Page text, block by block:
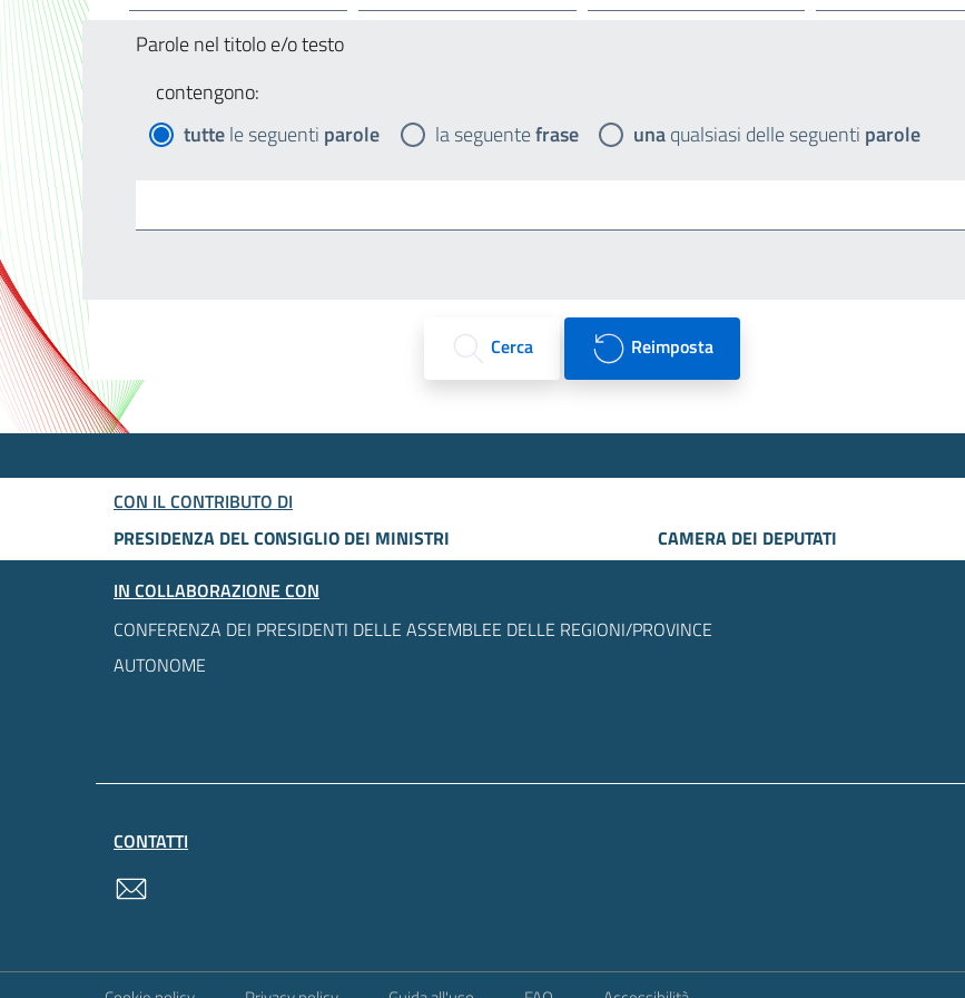
Parole nel titolo e/o testo
contengono:
tuttele seguenti parole la seguentefrase unaqualsiasi delle seguenti parole
Cerca Reimposta
CON IL CONTRIBUTO DI
PRESIDENZA DEL CONSIGLIO DEI MINISTRI
CAMERA DEI DEPUTATI
IN COLLABORAZIONE CON
CONFERENZA DEI PRESIDENTI DELLE ASSEMBLEE DELLE REGIONI/PROVINCE
AUTONOME
CONTATTI